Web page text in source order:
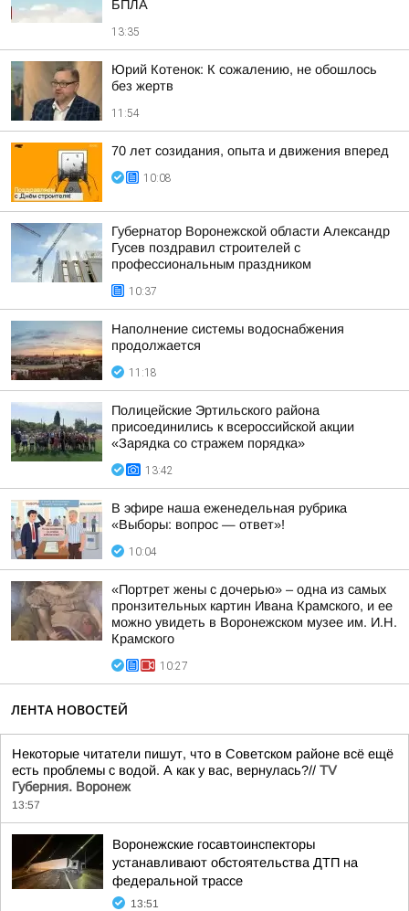
БПЛА
13:35
Юрий Котенок: К сожалению, не обошлось
без жертв
11:54
70 лет созидания, опыта и движения вперед
10:08
Губернатор Воронежской области Александр
Гусев поздравил строителей с
профессиональным праздником
10:37
Наполнение системы водоснабжения
продолжается
11:18
Полицейские Эртильского района
присоединились к всероссийской акции
«Зарядка со стражем порядка»
13:42
В эфире наша еженедельная рубрика
«Выборы: вопрос — ответ»!
10:04
«Портрет жены с дочерью» – одна из самых
пронзительных картин Ивана Крамского, и ее
можно увидеть в Воронежском музее им. И.Н.
Крамского
10:27
ЛЕНТА НОВОСТЕЙ
Некоторые читатели пишут, что в Советском районе всё ещё
есть проблемы с водой. А как у вас, вернулась?// TV
Губерния. Воронеж
13:57
Воронежские госавтоинспекторы
устанавливают обстоятельства ДТП на
федеральной трассе
13:51